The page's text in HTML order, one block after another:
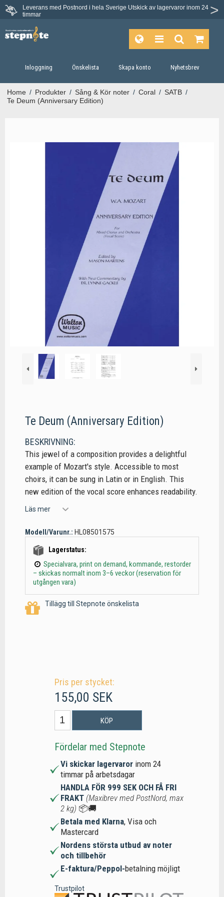
Leverans med Postnord i hela Sverige Utskick av lagervaror inom 24
timmar
Inloggning Önskelista Skapa konto Nyhetsbrev
Home / Produkter / Sång & Kör noter / Coral / SATB /
Te Deum (Anniversary Edition)
Te Deum (Anniversary Edition)
BESKRIVNING:
This jewel of a composition provides a delightful
example of Mozart's style. Accessible to most
choirs, it can be sung in Latin or in English. This
new edition of the vocal score enhances readability.
Läs mer
Modell/Varunr.: HL08501575
Lagerstatus:
Specialvara, print on demand, kommande, restorder
– skickas normalt inom 3–6 veckor (reservation för
utgången vara)
Tillägg till Stepnote önskelista
Pris per stycket:
155,00 SEK
KÖP
Fördelar med Stepnote
Vi skickar lagervaror inom 24
timmar på arbetsdagar
HANDLA FÖR 999 SEK OCH FÅ FRI
FRAKT (Maxibrev med PostNord, max
2 kg) 📦🚚
Betala med Klarna, Visa och
Mastercard
Nordens största utbud av noter
och tillbehör
E-faktura/Peppol-betalning möjligt
Trustpilot